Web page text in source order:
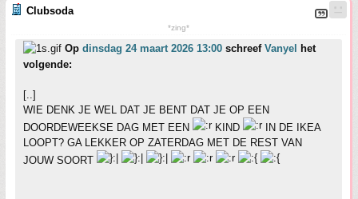
Clubsoda
*zing*
Op dinsdag 24 maart 2026 13:00 schreef Vanyel
het
volgende:
[..]
WIE DENK JE WEL DAT JE BENT DAT JE OP EEN
DOORDEWEEKSE DAG MET EEN
KIND
IN DE IKEA
LOOPT? GA LEKKER OP ZATERDAG MET DE REST VAN
JOUW SOORT